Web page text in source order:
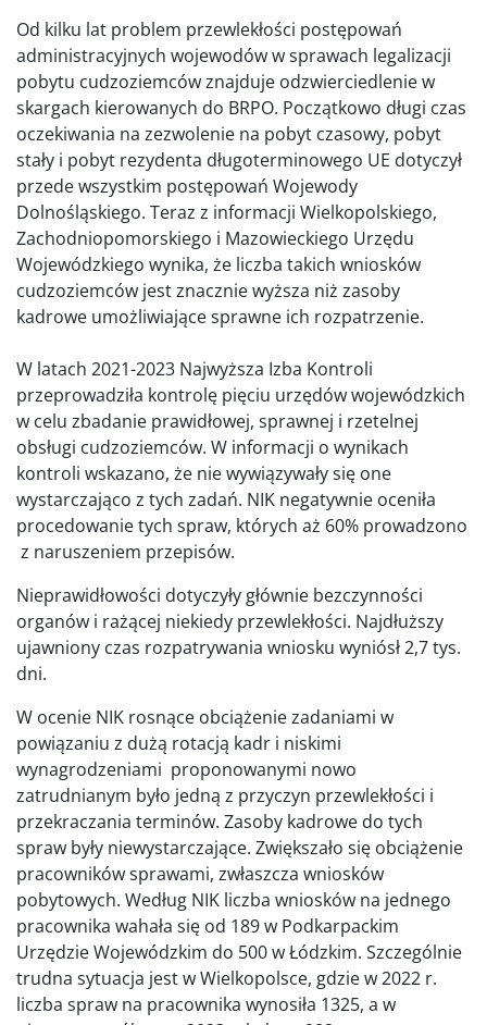
Od kilku lat problem przewlekłości postępowań
administracyjnych wojewodów w sprawach legalizacji
pobytu cudzoziemców znajduje odzwierciedlenie w
skargach kierowanych do BRPO. Początkowo długi czas
oczekiwania na zezwolenie na pobyt czasowy, pobyt
stały i pobyt rezydenta długoterminowego UE dotyczył
przede wszystkim postępowań Wojewody
Dolnośląskiego. Teraz z informacji Wielkopolskiego,
Zachodniopomorskiego i Mazowieckiego Urzędu
Wojewódzkiego wynika, że liczba takich wniosków
cudzoziemców jest znacznie wyższa niż zasoby
kadrowe umożliwiające sprawne ich rozpatrzenie.
W latach 2021-2023 Najwyższa Izba Kontroli
przeprowadziła kontrolę pięciu urzędów wojewódzkich
w celu zbadanie prawidłowej, sprawnej i rzetelnej
obsługi cudzoziemców. W informacji o wynikach
kontroli wskazano, że nie wywiązywały się one
wystarczająco z tych zadań. NIK negatywnie oceniła
procedowanie tych spraw, których aż 60% prowadzono
z naruszeniem przepisów.
Nieprawidłowości dotyczyły głównie bezczynności
organów i rażącej niekiedy przewlekłości. Najdłuższy
ujawniony czas rozpatrywania wniosku wyniósł 2,7 tys.
dni.
W ocenie NIK rosnące obciążenie zadaniami w
powiązaniu z dużą rotacją kadr i niskimi
wynagrodzeniami proponowanymi nowo
zatrudnianym było jedną z przyczyn przewlekłości i
przekraczania terminów. Zasoby kadrowe do tych
spraw były niewystarczające. Zwiększało się obciążenie
pracowników sprawami, zwłaszcza wniosków
pobytowych. Według NIK liczba wniosków na jednego
pracownika wahała się od 189 w Podkarpackim
Urzędzie Wojewódzkim do 500 w Łódzkim. Szczególnie
trudna sytuacja jest w Wielkopolsce, gdzie w 2022 r.
liczba spraw na pracownika wynosiła 1325, a w